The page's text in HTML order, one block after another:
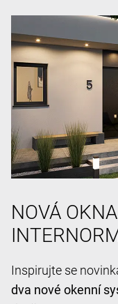
NOVÁ
Inspirujte se
dva nové okenní